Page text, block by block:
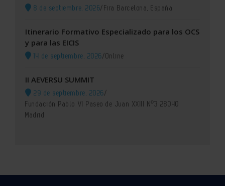
8 de septiembre, 2026/Fira Barcelona, España
Itinerario Formativo Especializado para los OCS
y para las EICIS
14 de septiembre, 2026/Online
II AEVERSU SUMMIT
29 de septiembre, 2026/
Fundación Pablo VI Paseo de Juan XXIII Nº3 28040
Madrid